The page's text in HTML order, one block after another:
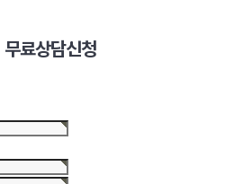
무료상담신청